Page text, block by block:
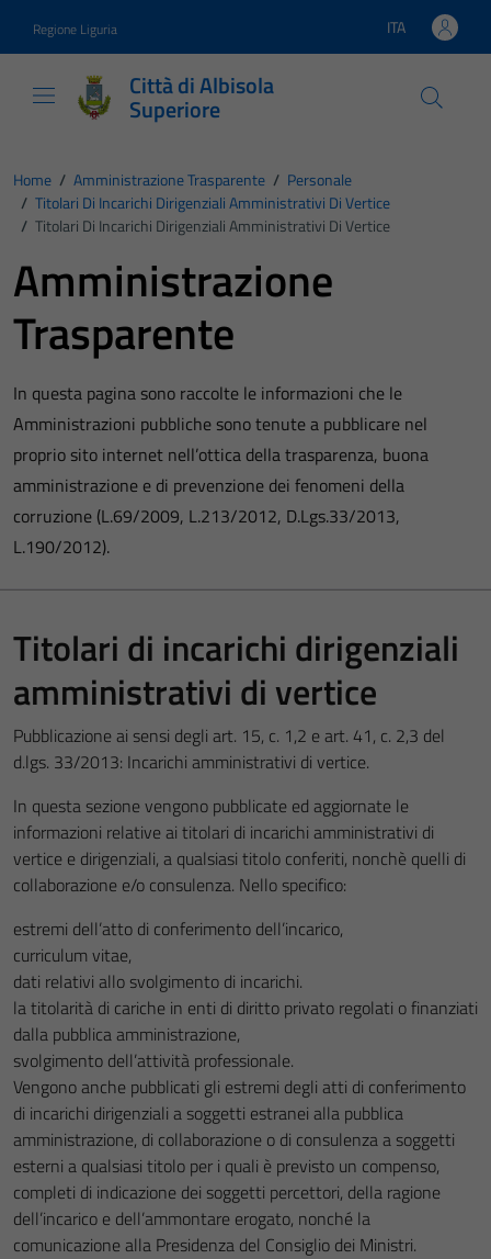
Regione Liguria Lingua attiva:
ITA
Città di Albisola
Superiore
Home / Amministrazione Trasparente / Personale
/ Titolari Di Incarichi Dirigenziali Amministrativi Di Vertice
/ Titolari Di Incarichi Dirigenziali Amministrativi Di Vertice
Amministrazione
Trasparente
In questa pagina sono raccolte le informazioni che le
Amministrazioni pubbliche sono tenute a pubblicare nel
proprio sito internet nell’ottica della trasparenza, buona
amministrazione e di prevenzione dei fenomeni della
corruzione (L.69/2009, L.213/2012, D.Lgs.33/2013,
L.190/2012).
Titolari di incarichi dirigenziali
amministrativi di vertice
Pubblicazione ai sensi degli art. 15, c. 1,2 e art. 41, c. 2,3 del
d.lgs. 33/2013: Incarichi amministrativi di vertice.
In questa sezione vengono pubblicate ed aggiornate le
informazioni relative ai titolari di incarichi amministrativi di
vertice e dirigenziali, a qualsiasi titolo conferiti, nonchè quelli di
collaborazione e/o consulenza. Nello specifico:
estremi dell’atto di conferimento dell’incarico,
curriculum vitae,
dati relativi allo svolgimento di incarichi.
la titolarità di cariche in enti di diritto privato regolati o finanziati
dalla pubblica amministrazione,
svolgimento dell’attività professionale.
Vengono anche pubblicati gli estremi degli atti di conferimento
di incarichi dirigenziali a soggetti estranei alla pubblica
amministrazione, di collaborazione o di consulenza a soggetti
esterni a qualsiasi titolo per i quali è previsto un compenso,
completi di indicazione dei soggetti percettori, della ragione
dell’incarico e dell’ammontare erogato, nonché la
comunicazione alla Presidenza del Consiglio dei Ministri.